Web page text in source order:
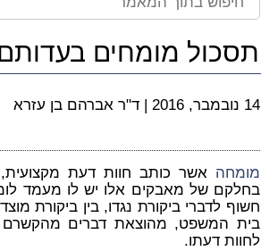
תסכול מומחים
14 נובמבר, 2016 | ד"ר אברהם בן עזרא
מומחה אשר כותב חוות דעת
בחלקם של מאבקים אלו יש לו מעמד
חשוף לדברי ביקורת נגדו, בין ביקורת
בית המשפט, מהוצאת דברים מהקשרם
לחוות דעתו.